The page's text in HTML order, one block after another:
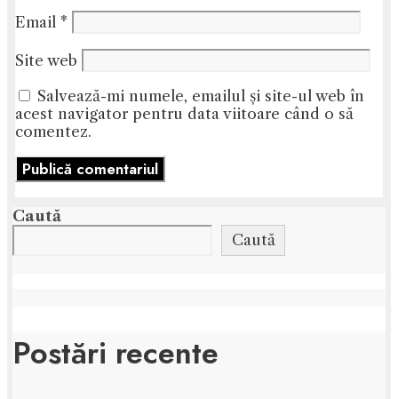
Email *
Site web
Salvează-mi numele, emailul și site-ul web în
acest navigator pentru data viitoare când o să
comentez.
Caută
Caută
Postări recente